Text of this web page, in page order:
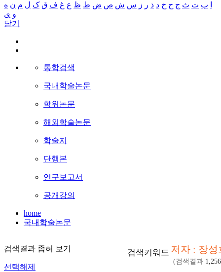
ب ت ث ج ح خ د ذ ر ز س ش ص ض ط ظ ع غ ف ق ک ل م ن ه
و ی
닫기
통합검색
국내학술논문
학위논문
해외학술논문
학술지
단행본
연구보고서
공개강의
home
국내학술논문
검색결과 좁혀 보기
선택해제
검색키워드 저자 : 장성
(검색결과 1,256